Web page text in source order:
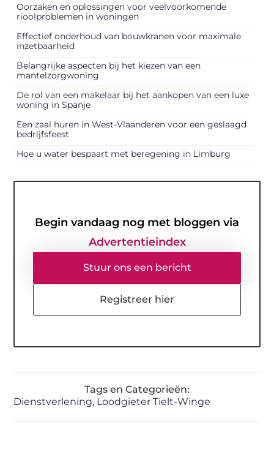
Oorzaken en oplossingen voor veelvoorkomende
rioolproblemen in woningen
Effectief onderhoud van bouwkranen voor maximale
inzetbaarheid
Belangrijke aspecten bij het kiezen van een
mantelzorgwoning
De rol van een makelaar bij het aankopen van een luxe
woning in Spanje
Een zaal huren in West-Vlaanderen voor een geslaagd
bedrijfsfeest
Hoe u water bespaart met beregening in Limburg
Begin vandaag nog met bloggen via
Advertentieindex
Stuur ons een bericht
Registreer hier
Tags en Categorieën:
Dienstverlening, Loodgieter Tielt-Winge